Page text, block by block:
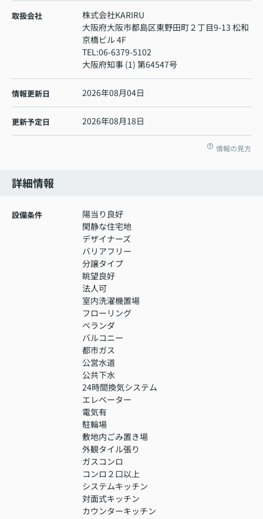
取扱会社
株式会社KARIRU
大阪府大阪市都島区東野田町２丁目9-13 松和
京橋ビル 4F
TEL:06-6379-5102
大阪府知事 (1) 第64547号
情報更新日 2026年08月04日
更新予定日 2026年08月18日
情報の見方
詳細情報
設備条件
陽当り良好
閑静な住宅地
デザイナーズ
バリアフリー
分譲タイプ
眺望良好
法人可
室内洗濯機置場
フローリング
ベランダ
バルコニー
都市ガス
公営水道
公共下水
24時間換気システム
エレベーター
電気有
駐輪場
敷地内ごみ置き場
外観タイル張り
ガスコンロ
コンロ２口以上
システムキッチン
対面式キッチン
カウンターキッチン